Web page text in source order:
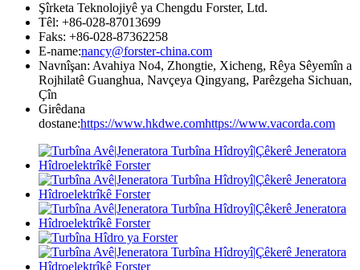
Şîrketa Teknolojiyê ya Chengdu Forster, Ltd.
Têl: +86-028-87013699
Faks: +86-028-87362258
E-name:nancy@forster-china.com
Navnîşan: Avahiya No4, Zhongtie, Xicheng, Rêya Sêyemîn a
Rojhilatê Guanghua, Navçeya Qingyang, Parêzgeha Sichuan,
Çîn
Girêdana
dostane:https://www.hkdwe.comhttps://www.vacorda.com